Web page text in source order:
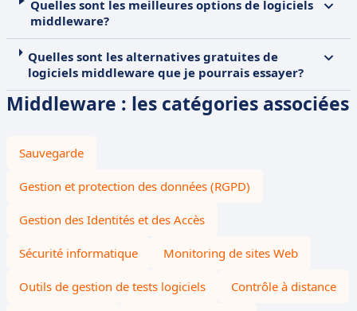
Quelles sont les meilleures options de logiciels
middleware?
Quelles sont les alternatives gratuites de
logiciels middleware que je pourrais essayer?
Middleware : les catégories associées
Sauvegarde
Gestion et protection des données (RGPD)
Gestion des Identités et des Accès
Sécurité informatique Monitoring de sites Web
Outils de gestion de tests logiciels Contrôle à distance